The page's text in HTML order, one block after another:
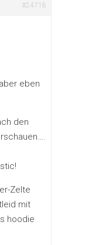
#24718
eben
den
Zelte
mit
hoodie